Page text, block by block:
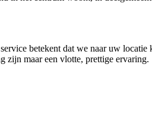
betekent dat we naar uw locatie
zijn maar een vlotte, prettige ervaring.